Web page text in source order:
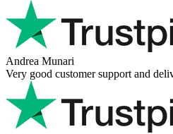
Andrea Munari
Very good customer support and